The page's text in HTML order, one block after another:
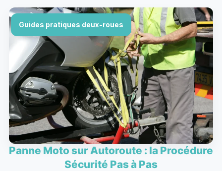
Guides pratiques deux-roues
Panne Moto sur Autoroute : la Procédure
Sécurité Pas à Pas